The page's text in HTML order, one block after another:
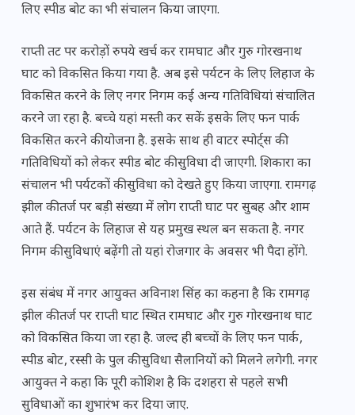
लिए स्पीड बोट का भी संचालन किया जाएगा.
राप्ती तट पर करोड़ों रुपये खर्च कर रामघाट और गुरु गोरखनाथ
घाट को विकसित किया गया है. अब इसे पर्यटन के लिए लिहाज के
विकसित करने के लिए नगर निगम कई अन्य गतिविधियां संचालित
करने जा रहा है. बच्चे यहां मस्ती कर सकें इसके लिए फन पार्क
विकसित करने की योजना है. इसके साथ ही वाटर स्पोर्ट्स की
गतिविधियों को लेकर स्पीड बोट की सुविधा दी जाएगी. शिकारा का
संचालन भी पर्यटकों की सुविधा को देखते हुए किया जाएगा. रामगढ़
झील की तर्ज पर बड़ी संख्या में लोग राप्ती घाट पर सुबह और शाम
आते हैं. पर्यटन के लिहाज से यह प्रमुख स्थल बन सकता है. नगर
निगम की सुविधाएं बढ़ेंगी तो यहां रोजगार के अवसर भी पैदा होंगे.
इस संबंध में नगर आयुक्त अविनाश सिंह का कहना है कि रामगढ़
झील की तर्ज पर राप्ती घाट स्थित रामघाट और गुरु गोरखनाथ घाट
को विकसित किया जा रहा है. जल्द ही बच्चों के लिए फन पार्क‚
स्पीड बोट‚ रस्सी के पुल की सुविधा सैलानियों को मिलने लगेगी. नगर
आयुक्त ने कहा कि पूरी कोशिश है कि दशहरा से पहले सभी
सुविधाओं का शुभारंभ कर दिया जाए.